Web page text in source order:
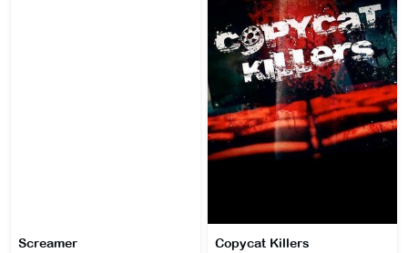
Screamer Copycat Killers